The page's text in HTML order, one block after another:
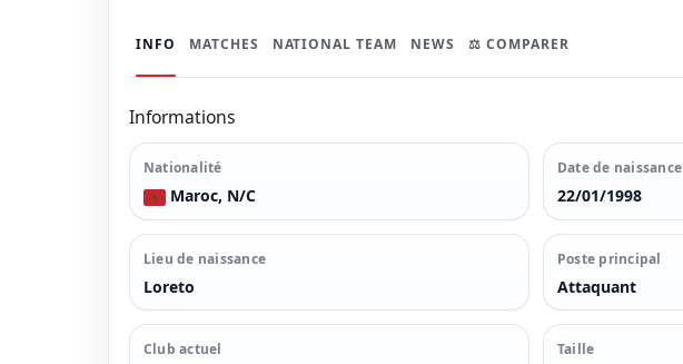
INFO MATCHES NATIONAL TEAM NEWS ⚖️ COMPARER
Informations
Nationalité
Maroc, N/C
Date de naissance
22/01/1998
Lieu de naissance
Loreto
Poste principal
Attaquant
Club actuel Taille